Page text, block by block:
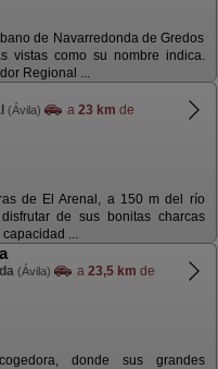
de Navarredonda de Gredos
vistas como su nombre indica.
Regional ...
(Ávila) a 23 km de
de El Arenal, a 150 m del río
de sus bonitas charcas
...
(Ávila) a 23,5 km de
donde sus grandes